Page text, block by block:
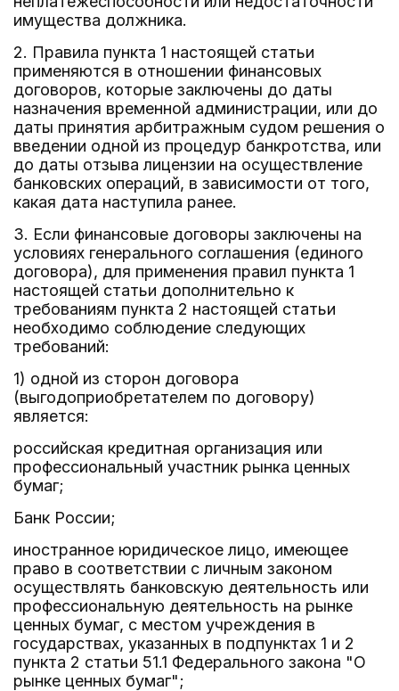
имущества должника.
2. Правила пункта 1 настоящей статьи
применяются в отношении финансовых
договоров, которые заключены до даты
назначения временной администрации, или до
даты принятия арбитражным судом решения о
введении одной из процедур банкротства, или
до даты отзыва лицензии на осуществление
банковских операций, в зависимости от того,
какая дата наступила ранее.
3. Если финансовые договоры заключены на
условиях генерального соглашения (единого
договора), для применения правил пункта 1
настоящей статьи дополнительно к
требованиям пункта 2 настоящей статьи
необходимо соблюдение следующих
требований:
1) одной из сторон договора
(выгодоприобретателем по договору)
является:
российская кредитная организация или
профессиональный участник рынка ценных
бумаг;
Банк России;
иностранное юридическое лицо, имеющее
право в соответствии с личным законом
осуществлять банковскую деятельность или
профессиональную деятельность на рынке
ценных бумаг, с местом учреждения в
государствах, указанных в подпунктах 1 и 2
пункта 2 статьи 51.1 Федерального закона "О
рынке ценных бумаг";